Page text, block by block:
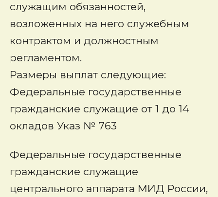
служащим обязанностей,
возложенных на него служебным
контрактом и должностным
регламентом.
Размеры выплат следующие:
Федеральные государственные
гражданские служащие от 1 до 14
окладов Указ № 763
Федеральные государственные
гражданские служащие
центрального аппарата МИД России,